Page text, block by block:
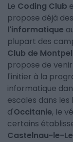
Le Coding Club
propose déjà des
l'informatique
plupart des
Club de
propose de
l'initier à la
informatique
escales dans
d'Occitanie, le
certains
Castelnau-le-